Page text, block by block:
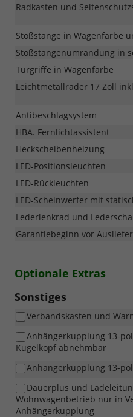
Radkasten und
Stoßstange in Wagenfarbe
Stoßstangenumrandung in
Türgriffe in Wagenfarbe
Leichtmetallräder 17 Zoll
Antibeschlagsystem
HBA. Fernlichtassistent
Heckscheibenheizung
LED-Positionsleuchten
LED-Rückleuchten
LED-Scheinwerfer mit
Lederlenkrad und
Garantiebeginn vor
Optionale Extras
Sonstiges
Verbandskasten und
Anhängerkupplung 13-
Kugelkopf abnehmbar
Anhängerkupplung 13-
Dauerplus und
Wohnwagenbetrieb nur in
Anhängerkupplung